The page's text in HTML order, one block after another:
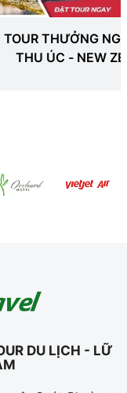
TOUR THƯỞNG
THU ÚC - NEW
DU LỊCH - LỮ